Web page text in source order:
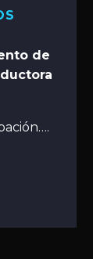
de